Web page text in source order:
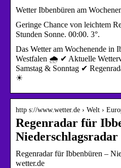
Wetter Ibbenbüren am
Geringe Chance von leichtem
Stunden Sonne. 00:00. 3°.
Das Wetter am Wochenende in
Westfalen 🌧️ ✔ Aktuelle
Samstag & Sonntag ✔
☀
http s://www.wetter.de › Welt ›
Regenradar für
Regenradar für Ibbenbüren –
wetter.de